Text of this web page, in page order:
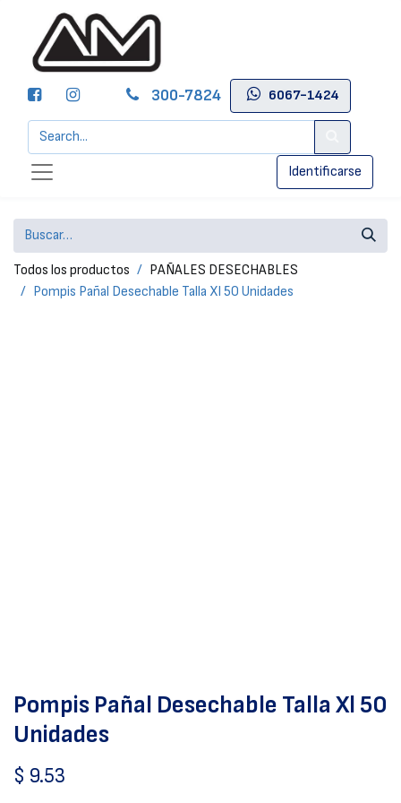
300-7824 6067-1424
Identificarse
Todos los productos
PAÑALES DESECHABLES
Pompis Pañal Desechable Talla Xl 50 Unidades
Pompis Pañal Desechable Talla Xl 50
Unidades
$ 9.53